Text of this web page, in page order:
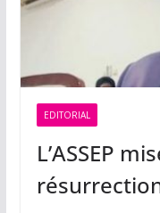
EDITORIAL
L’ASSEP